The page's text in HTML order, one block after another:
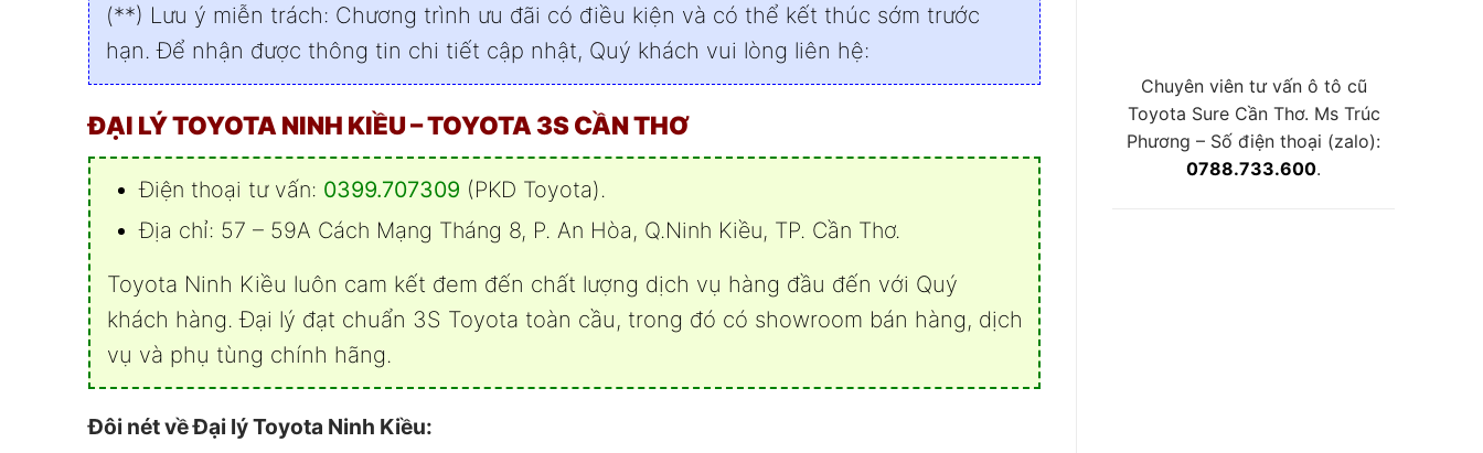
(**) Lưu ý miễn trách: Chương trình ưu đãi có điều kiện và có thể kết thúc sớm trước
hạn. Để nhận được thông tin chi tiết cập nhật, Quý khách vui lòng liên hệ:
ĐẠI LÝ TOYOTA NINH KIỀU – TOYOTA 3S CẦN THƠ
Điện thoại tư vấn: 0399.707309 (PKD Toyota).
Địa chỉ: 57 – 59A Cách Mạng Tháng 8, P. An Hòa, Q.Ninh Kiều, TP. Cần Thơ.
Toyota Ninh Kiều luôn cam kết đem đến chất lượng dịch vụ hàng đầu đến với Quý
khách hàng. Đại lý đạt chuẩn 3S Toyota toàn cầu, trong đó có showroom bán hàng, dịch
vụ và phụ tùng chính hãng.
Đôi nét về Đại lý Toyota Ninh Kiều:
Chuyên viên tư vấn ô tô cũ
Toyota Sure Cần Thơ. Ms Trúc
Phương – Số điện thoại (zalo):
0788.733.600.